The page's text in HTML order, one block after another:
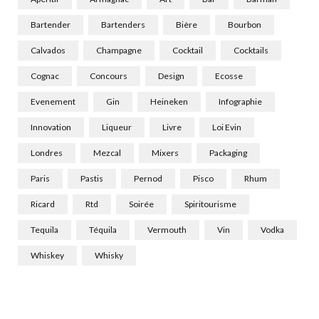
Bartender Bartenders Bière Bourbon
Calvados Champagne Cocktail Cocktails
Cognac Concours Design Ecosse
Evenement Gin Heineken Infographie
Innovation Liqueur Livre Loi Evin
Londres Mezcal Mixers Packaging
Paris Pastis Pernod Pisco Rhum
Ricard Rtd Soirée Spiritourisme
Tequila Téquila Vermouth Vin Vodka
Whiskey Whisky